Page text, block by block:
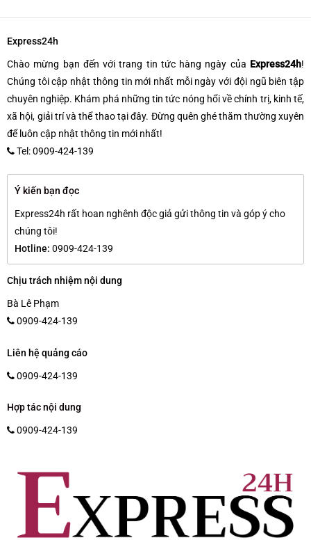
Express24h
Chào mừng bạn đến với trang tin tức hàng ngày của Express24h!
Chúng tôi cập nhật thông tin mới nhất mỗi ngày với đội ngũ biên tập
chuyên nghiệp. Khám phá những tin tức nóng hổi về chính trị, kinh tế,
xã hội, giải trí và thể thao tại đây. Đừng quên ghé thăm thường xuyên
để luôn cập nhật thông tin mới nhất!
Tel: 0909-424-139
Ý kiến bạn đọc
Express24h rất hoan nghênh độc giả gửi thông tin và góp ý cho
chúng tôi!
Hotline: 0909-424-139
Chịu trách nhiệm nội dung
Bà Lê Phạm
0909-424-139
Liên hệ quảng cáo
0909-424-139
Hợp tác nội dung
0909-424-139